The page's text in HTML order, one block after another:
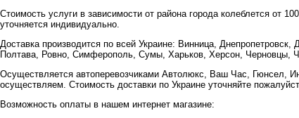
Стоимость услуги в зависимости от района города колеблется от
уточняется индивидуально.
Доставка производится по всей Украине: Винница,
Полтава, Ровно, Симферополь, Сумы, Харьков, Херсон, Черновцы,
Осуществляется автоперевозчиками Автолюкс, Ваш Час, Гюнсел,
осуществляем. Стоимость доставки по Украине уточняйте
Возможность оплаты в нашем интернет магазине: